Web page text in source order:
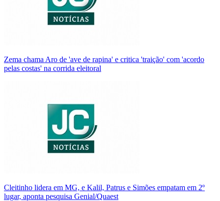
Zema chama Aro de 'ave de rapina' e critica 'traição' com 'acordo
pelas costas' na corrida eleitoral
Cleitinho lidera em MG, e Kalil, Patrus e Simões empatam em 2º
lugar, aponta pesquisa Genial/Quaest